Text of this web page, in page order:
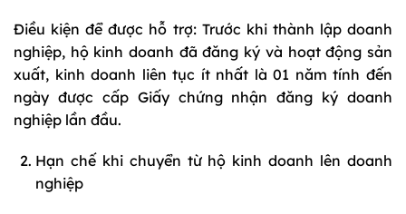
Điều kiện để được hỗ trợ: Trước khi thành lập doanh
nghiệp, hộ kinh doanh đã đăng ký và hoạt động sản
xuất, kinh doanh liên tục ít nhất là 01 năm tính đến
ngày được cấp Giấy chứng nhận đăng ký doanh
nghiệp lần đầu.
Hạn chế khi chuyển từ hộ kinh doanh lên doanh
nghiệp